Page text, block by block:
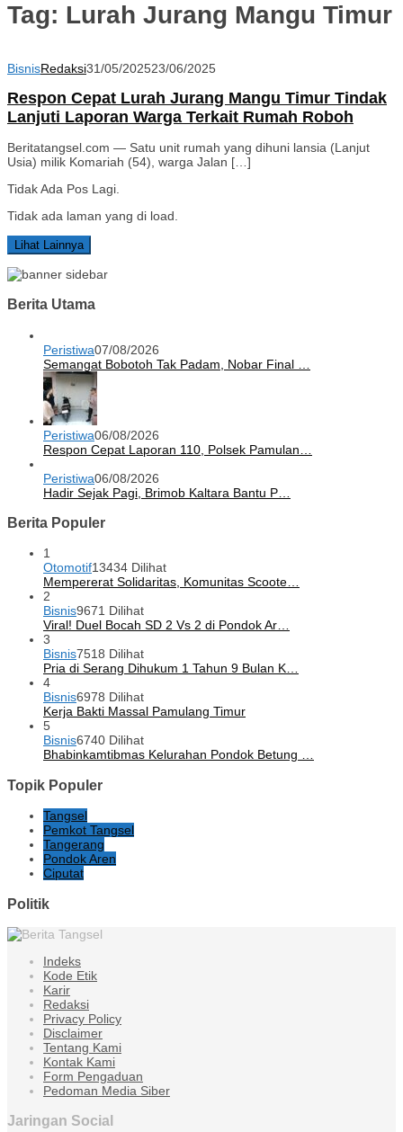
Tag: Lurah Jurang Mangu Timur
BisnisRedaksi31/05/202523/06/2025
Respon Cepat Lurah Jurang Mangu Timur Tindak
Lanjuti Laporan Warga Terkait Rumah Roboh
Beritatangsel.com — Satu unit rumah yang dihuni lansia (Lanjut
Usia) milik Komariah (54), warga Jalan […]
Tidak Ada Pos Lagi.
Tidak ada laman yang di load.
Lihat Lainnya
Berita Utama
Peristiwa07/08/2026
Semangat Bobotoh Tak Padam, Nobar Final …
Peristiwa06/08/2026
Respon Cepat Laporan 110, Polsek Pamulan…
Peristiwa06/08/2026
Hadir Sejak Pagi, Brimob Kaltara Bantu P…
Berita Populer
1
Otomotif13434 Dilihat
Mempererat Solidaritas, Komunitas Scoote…
2
Bisnis9671 Dilihat
Viral! Duel Bocah SD 2 Vs 2 di Pondok Ar…
3
Bisnis7518 Dilihat
Pria di Serang Dihukum 1 Tahun 9 Bulan K…
4
Bisnis6978 Dilihat
Kerja Bakti Massal Pamulang Timur
5
Bisnis6740 Dilihat
Bhabinkamtibmas Kelurahan Pondok Betung …
Topik Populer
Tangsel
Pemkot Tangsel
Tangerang
Pondok Aren
Ciputat
Politik
Indeks
Kode Etik
Karir
Redaksi
Privacy Policy
Disclaimer
Tentang Kami
Kontak Kami
Form Pengaduan
Pedoman Media Siber
Jaringan Social